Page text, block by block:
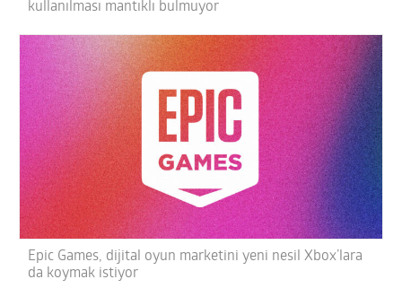
kullanılması mantıklı bulmuyor
Epic Games, dijital oyun marketini yeni nesil Xbox’lara
da koymak istiyor